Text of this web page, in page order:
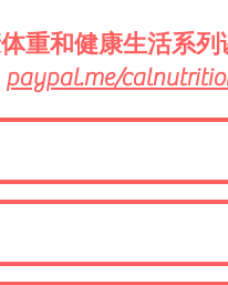
重和健康生活系列
paypal.me/